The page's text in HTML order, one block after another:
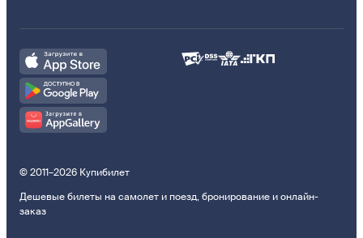
© 2011–2026 Купибилет
Дешевые билеты на самолет и поезд, бронирование и онлайн-
заказ